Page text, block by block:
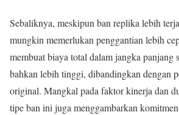
Sebaliknya, meskipun ban replika lebih
mungkin memerlukan penggantian lebih
membuat biaya total dalam jangka panjang
bahkan lebih tinggi, dibandingkan dengan
original. Mangkal pada faktor kinerja dan
tipe ban ini juga menggambarkan